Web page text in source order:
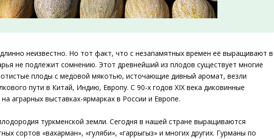
неизвестно. Но тот факт, что с незапамятных времен её выращивают в
не подлежит сомнению. Этот древнейший из плодов существует многие
плоды с медовой мякотью, источающие дивный аромат, везли
пути в Китай, Индию, Европу. С 90-х годов ХIХ века диковинные
аграрных выставках-ярмарках в России и Европе.
туркменской земли. Сегодня в нашей стране выращиваются
сортов «вахарман», «гуляби», «гаррыгыз» и многих других. Гурманы по